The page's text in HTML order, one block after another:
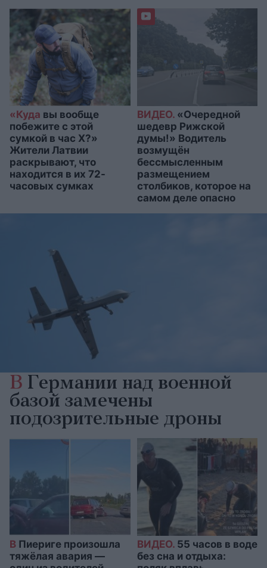
«Куда вы вообще
побежите с этой
сумкой в час X?»
Жители Латвии
раскрывают, что
находится в их 72-
часовых сумках
ВИДЕО.«Очередной
шедевр Рижской
думы!» Водитель
возмущён
бессмысленным
размещением
столбиков, которое на
самом деле опасно
В Германии над военной
базой замечены
подозрительные дроны
В Пиериге произошла
тяжёлая авария —
ВИДЕО.55 часов в воде
без сна и отдыха: